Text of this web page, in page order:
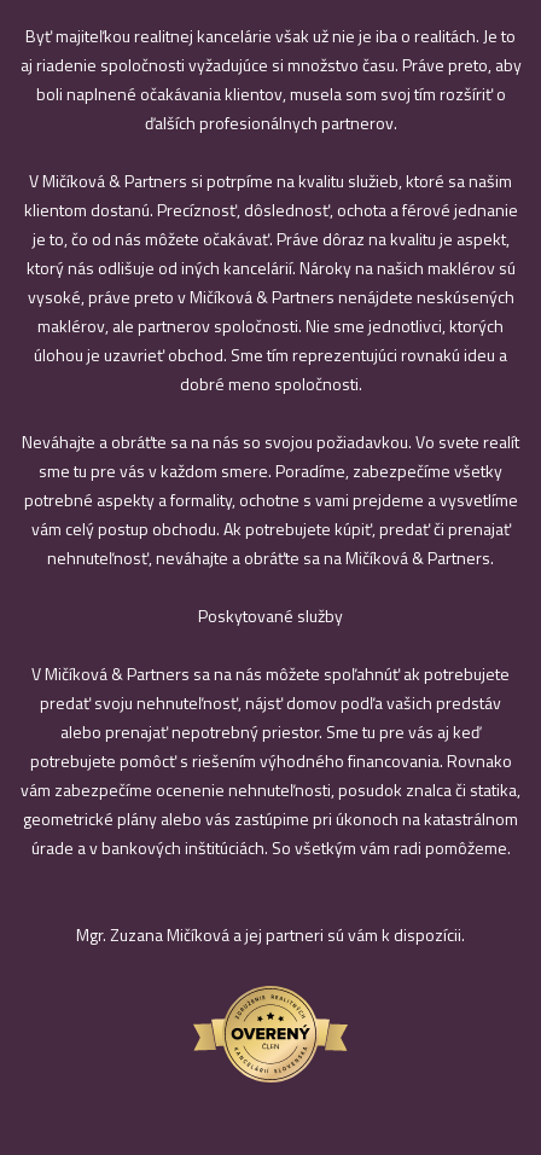
Byť majiteľkou realitnej kancelárie však už nie je iba o realitách. Je to
aj riadenie spoločnosti vyžadujúce si množstvo času. Práve preto, aby
boli naplnené očakávania klientov, musela som svoj tím rozšíriť o
ďalších profesionálnych partnerov.
V Mičíková & Partners si potrpíme na kvalitu služieb, ktoré sa našim
klientom dostanú. Precíznosť, dôslednosť, ochota a férové jednanie
je to, čo od nás môžete očakávať. Práve dôraz na kvalitu je aspekt,
ktorý nás odlišuje od iných kancelárií. Nároky na našich maklérov sú
vysoké, práve preto v Mičíková & Partners nenájdete neskúsených
maklérov, ale partnerov spoločnosti. Nie sme jednotlivci, ktorých
úlohou je uzavrieť obchod. Sme tím reprezentujúci rovnakú ideu a
dobré meno spoločnosti.
Neváhajte a obráťte sa na nás so svojou požiadavkou. Vo svete realít
sme tu pre vás v každom smere. Poradíme, zabezpečíme všetky
potrebné aspekty a formality, ochotne s vami prejdeme a vysvetlíme
vám celý postup obchodu. Ak potrebujete kúpiť, predať či prenajať
nehnuteľnosť, neváhajte a obráťte sa na Mičíková & Partners.
Poskytované služby
V Mičíková & Partners sa na nás môžete spoľahnúť ak potrebujete
predať svoju nehnuteľnosť, nájsť domov podľa vašich predstáv
alebo prenajať nepotrebný priestor. Sme tu pre vás aj keď
potrebujete pomôcť s riešením výhodného financovania. Rovnako
vám zabezpečíme ocenenie nehnuteľnosti, posudok znalca či statika,
geometrické plány alebo vás zastúpime pri úkonoch na katastrálnom
úrade a v bankových inštitúciách. So všetkým vám radi pomôžeme.
Mgr. Zuzana Mičíková a jej partneri sú vám k dispozícii.